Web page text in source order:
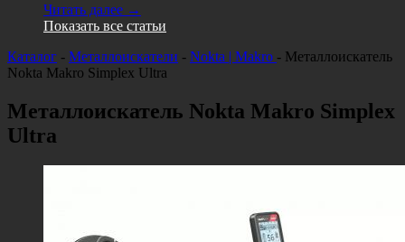
Читать далее →
Показать все статьи
Каталог - Металлоискатели - Nokta | Makro - Металлоискатель
Nokta Makro Simplex Ultra
Металлоискатель Nokta Makro Simplex
Ultra